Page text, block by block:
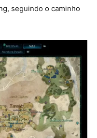
seguindo o caminho